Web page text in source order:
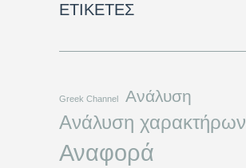
ΕΤΙΚΈΤΕΣ
Greek Channel Ανάλυση
Ανάλυση χαρακτήρων
Αναφορά